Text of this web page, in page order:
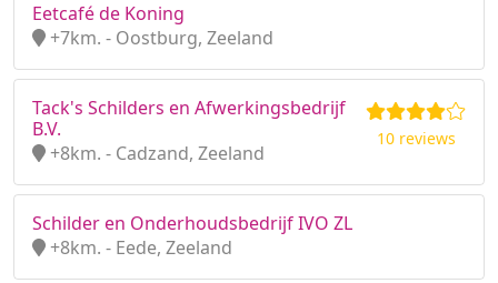
Eetcafé de Koning
+7km. - Oostburg, Zeeland
Tack's Schilders en Afwerkingsbedrijf
B.V.
+8km. - Cadzand, Zeeland
10 reviews
Schilder en Onderhoudsbedrijf IVO ZL
+8km. - Eede, Zeeland